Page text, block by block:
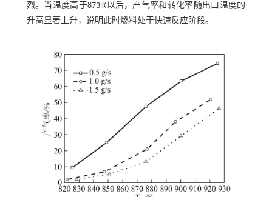
烈。当温度高于873 K以后，产气率和转化率随出口温度的
升高显著上升，说明此时燃料处于快速反应阶段。